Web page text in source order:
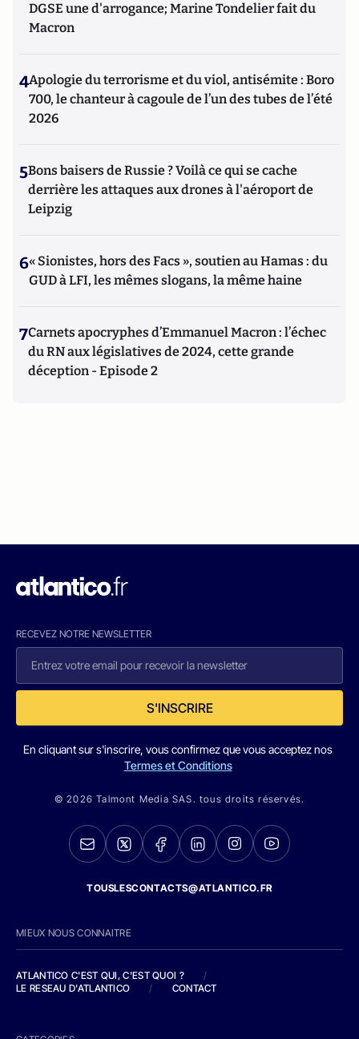
DGSE une d'arrogance; Marine Tondelier fait du
Macron
4Apologie du terrorisme et du viol, antisémite : Boro
700, le chanteur à cagoule de l’un des tubes de l’été
2026
5Bons baisers de Russie ? Voilà ce qui se cache
derrière les attaques aux drones à l'aéroport de
Leipzig
6« Sionistes, hors des Facs », soutien au Hamas : du
GUD à LFI, les mêmes slogans, la même haine
7Carnets apocryphes d’Emmanuel Macron : l’échec
du RN aux législatives de 2024, cette grande
déception - Episode 2
RECEVEZ NOTRE NEWSLETTER
S'INSCRIRE
En cliquant sur s'inscrire, vous confirmez que vous acceptez nos
Termes et Conditions
© 2026 Talmont Media SAS. tous droits réservés.
TOUSLESCONTACTS@ATLANTICO.FR
MIEUX NOUS CONNAITRE
ATLANTICO C'EST QUI, C'EST QUOI ?
/
LE RESEAU D'ATLANTICO
/ CONTACT